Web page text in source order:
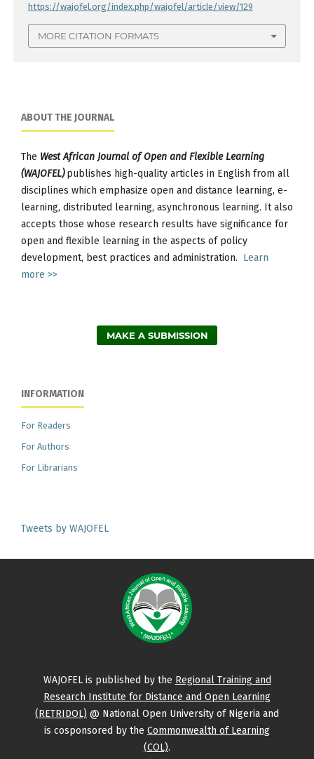
https://wajofel.org/index.php/wajofel/article/view/129
MORE CITATION FORMATS
ABOUT THE JOURNAL
The West African Journal of Open and Flexible Learning
(WAJOFEL) publishes high-quality articles in English from all
disciplines which emphasize open and distance learning, e-
learning, distributed learning, asynchronous learning. It also
accepts those whose research results have significance for
open and flexible learning in the aspects of policy
development, best practices and administration. Learn
more >>
MAKE A SUBMISSION
INFORMATION
For Readers
For Authors
For Librarians
Tweets by WAJOFEL
WAJOFEL is published by the Regional Training and
Research Institute for Distance and Open Learning
(RETRIDOL) @ National Open University of Nigeria and
is cosponsored by the Commonwealth of Learning
(COL).